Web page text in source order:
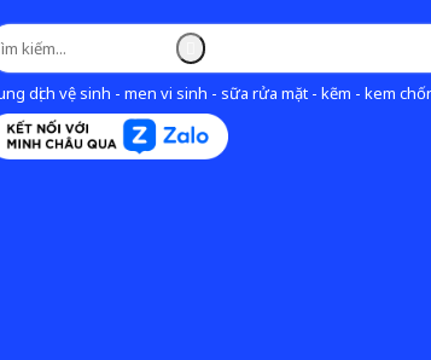
dịch vệ sinh - men vi sinh - sữa rửa mặt - kẽm - kem